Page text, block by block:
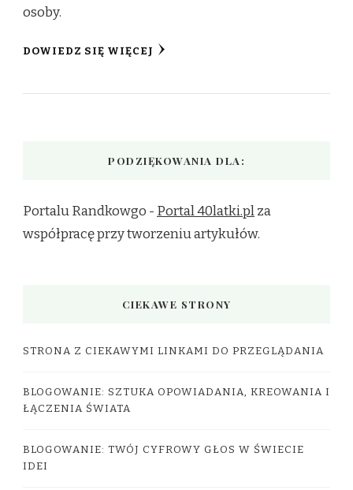
osoby.
DOWIEDZ SIĘ WIĘCEJ
PODZIĘKOWANIA DLA:
Portalu Randkowgo - Portal 40latki.plza
współpracę przy tworzeniu artykułów.
CIEKAWE STRONY
STRONA Z CIEKAWYMI LINKAMI DO PRZEGLĄDANIA
BLOGOWANIE: SZTUKA OPOWIADANIA, KREOWANIA I
ŁĄCZENIA ŚWIATA
BLOGOWANIE: TWÓJ CYFROWY GŁOS W ŚWIECIE
IDEI